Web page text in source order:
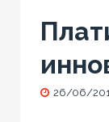
26/06/